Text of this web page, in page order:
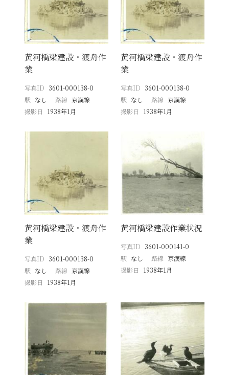
黄河橋梁建設・渡舟作
業
写真ID 3601-000138-0
駅 なし 路線 京漢線
撮影日
1938年1月
黄河橋梁建設・渡舟作
業
写真ID 3601-000138-0
駅 なし 路線 京漢線
撮影日
1938年1月
黄河橋梁建設・渡舟作
業
写真ID 3601-000138-0
駅 なし 路線 京漢線
撮影日
1938年1月
黄河橋梁建設作業状況
写真ID 3601-000141-0
駅 なし 路線 京漢線
撮影日
1938年1月